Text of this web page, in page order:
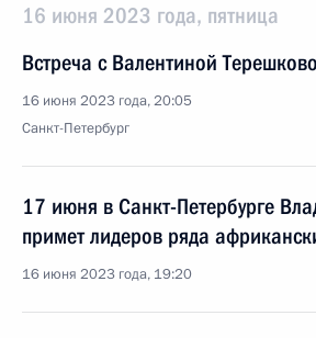
16 июня 2023 года, пятница
Встреча с Валентиной
16 июня 2023 года, 20:05
Санкт-Петербург
17 июня в Санкт-Петербурге
примет лидеров ряда
16 июня 2023 года, 19:20